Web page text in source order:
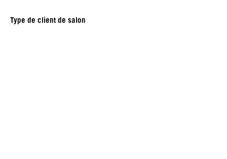
Type de client de salon